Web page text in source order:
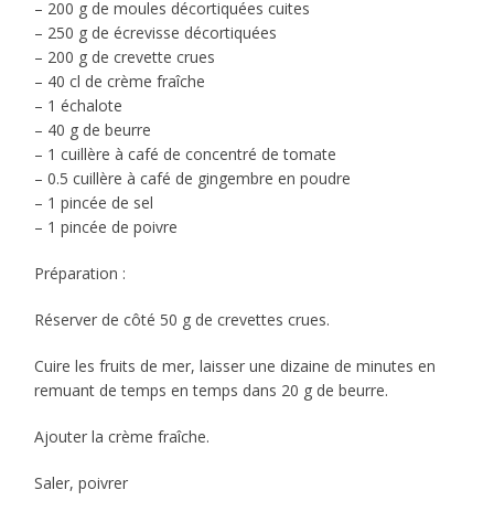
– 200 g de moules décortiquées cuites
– 250 g de écrevisse décortiquées
– 200 g de crevette crues
– 40 cl de crème fraîche
– 1 échalote
– 40 g de beurre
– 1 cuillère à café de concentré de tomate
– 0.5 cuillère à café de gingembre en poudre
– 1 pincée de sel
– 1 pincée de poivre
Préparation :
Réserver de côté 50 g de crevettes crues.
Cuire les fruits de mer, laisser une dizaine de minutes en
remuant de temps en temps dans 20 g de beurre.
Ajouter la crème fraîche.
Saler, poivrer